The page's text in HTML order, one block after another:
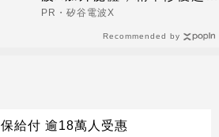
感
PR・矽谷電波X
Recommended by
給付 逾18萬人受惠